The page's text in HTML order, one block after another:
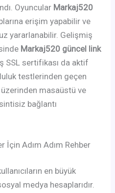
Oyuncular Markaj520
erişim yapabilir ve
yararlanabilir. Gelişmiş
Markaj520 güncel link
SSL sertifikası da aktif
testlerinden geçen
üzerinden masaüstü ve
bağlantı
İçin Adım Adım Rehber
en büyük
medya hesaplarıdır.